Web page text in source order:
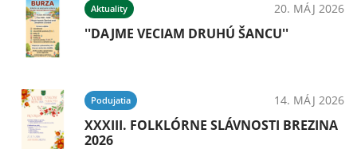
Aktuality 20. MÁJ 2026
''DAJME VECIAM DRUHÚ ŠANCU''
Podujatia 14. MÁJ 2026
XXXIII. FOLKLÓRNE SLÁVNOSTI BREZINA
2026